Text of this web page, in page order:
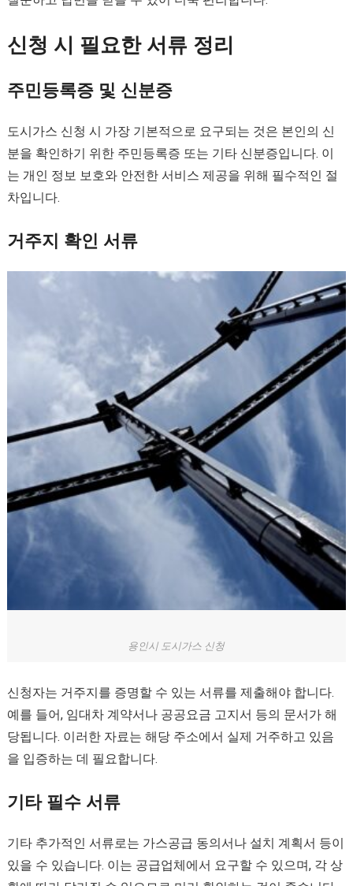
신청 시 필요한 서류 정리
주민등록증 및 신분증
도시가스 신청 시 가장 기본적으로 요구되는 것은 본인의 신
분을 확인하기 위한 주민등록증 또는 기타 신분증입니다. 이
는 개인 정보 보호와 안전한 서비스 제공을 위해 필수적인 절
차입니다.
거주지 확인 서류
용인시 도시가스 신청
신청자는 거주지를 증명할 수 있는 서류를 제출해야 합니다.
예를 들어, 임대차 계약서나 공공요금 고지서 등의 문서가 해
당됩니다. 이러한 자료는 해당 주소에서 실제 거주하고 있음
을 입증하는 데 필요합니다.
기타 필수 서류
기타 추가적인 서류로는 가스공급 동의서나 설치 계획서 등이
있을 수 있습니다. 이는 공급업체에서 요구할 수 있으며, 각 상